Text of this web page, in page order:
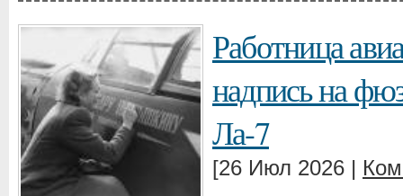
Работница
надпись на
Ла-7
[26 Июл 2026 |